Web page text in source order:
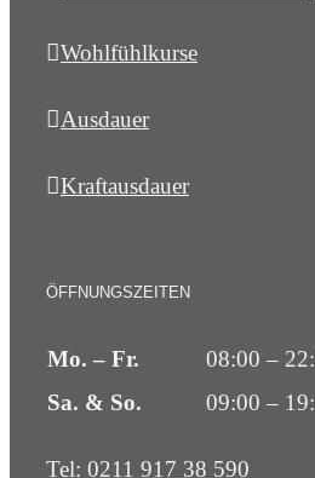
Wohlfühlkurse
Ausdauer
Kraftausdauer
ÖFFNUNGSZEITEN
Mo. – Fr.
08:00 –
Sa. & So.
09:00 –
Tel: 0211 917 38 590